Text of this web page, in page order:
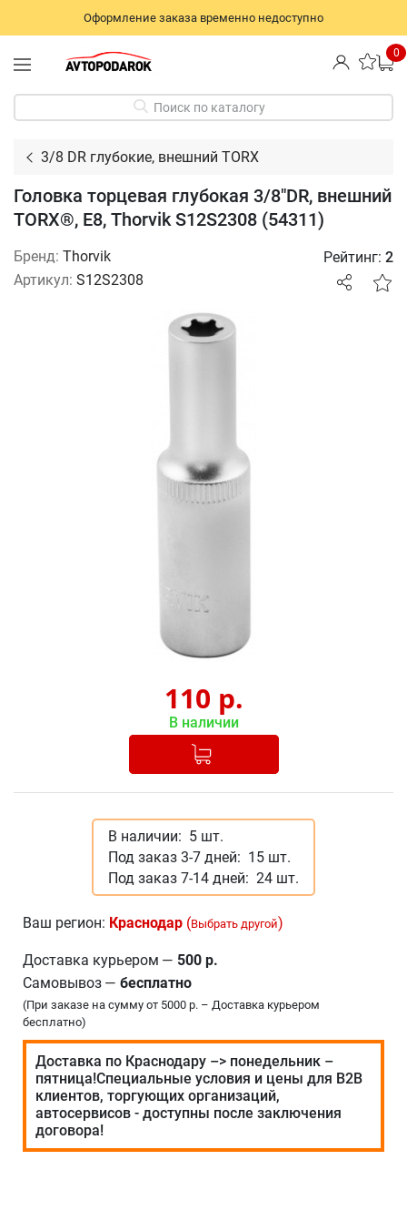
Оформление заказа временно недоступно
0
Поиск по каталогу
3/8 DR глубокие, внешний TORX
Головка торцевая глубокая 3/8"DR, внешний
TORX®, Е8, Thorvik S12S2308 (54311)
Бренд: Thorvik
Артикул: S12S2308
Рейтинг: 2
110 р.
В наличии
Добавлено в корзину
В наличии: 5 шт.
Под заказ 3-7 дней: 15 шт.
Под заказ 7-14 дней: 24 шт.
Ваш регион: Краснодар (Выбрать другой)
Доставка курьером — 500 р.
Самовывоз — бесплатно
(При заказе на сумму от 5000 р. – Доставка курьером
бесплатно)
Доставка по Краснодару –> понедельник –
пятница!Специальные условия и цены для В2В
клиентов, торгующих организаций,
автосервисов - доступны после заключения
договора!